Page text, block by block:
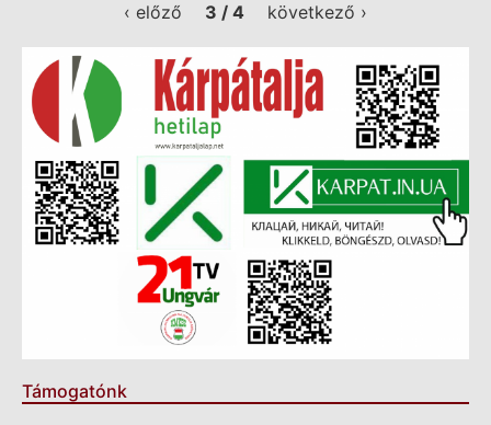
‹ előző
3 / 4 következő ›
Támogatónk